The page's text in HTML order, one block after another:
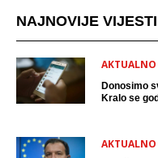
NAJNOVIJE VIJESTI
AKTUALNO
Donosimo
Kralo se
AKTUALNO